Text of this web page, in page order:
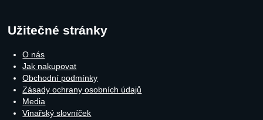
Užitečné stránky
O nás
Jak nakupovat
Obchodní podmínky
Zásady ochrany osobních údajů
Media
Vinařský slovníček